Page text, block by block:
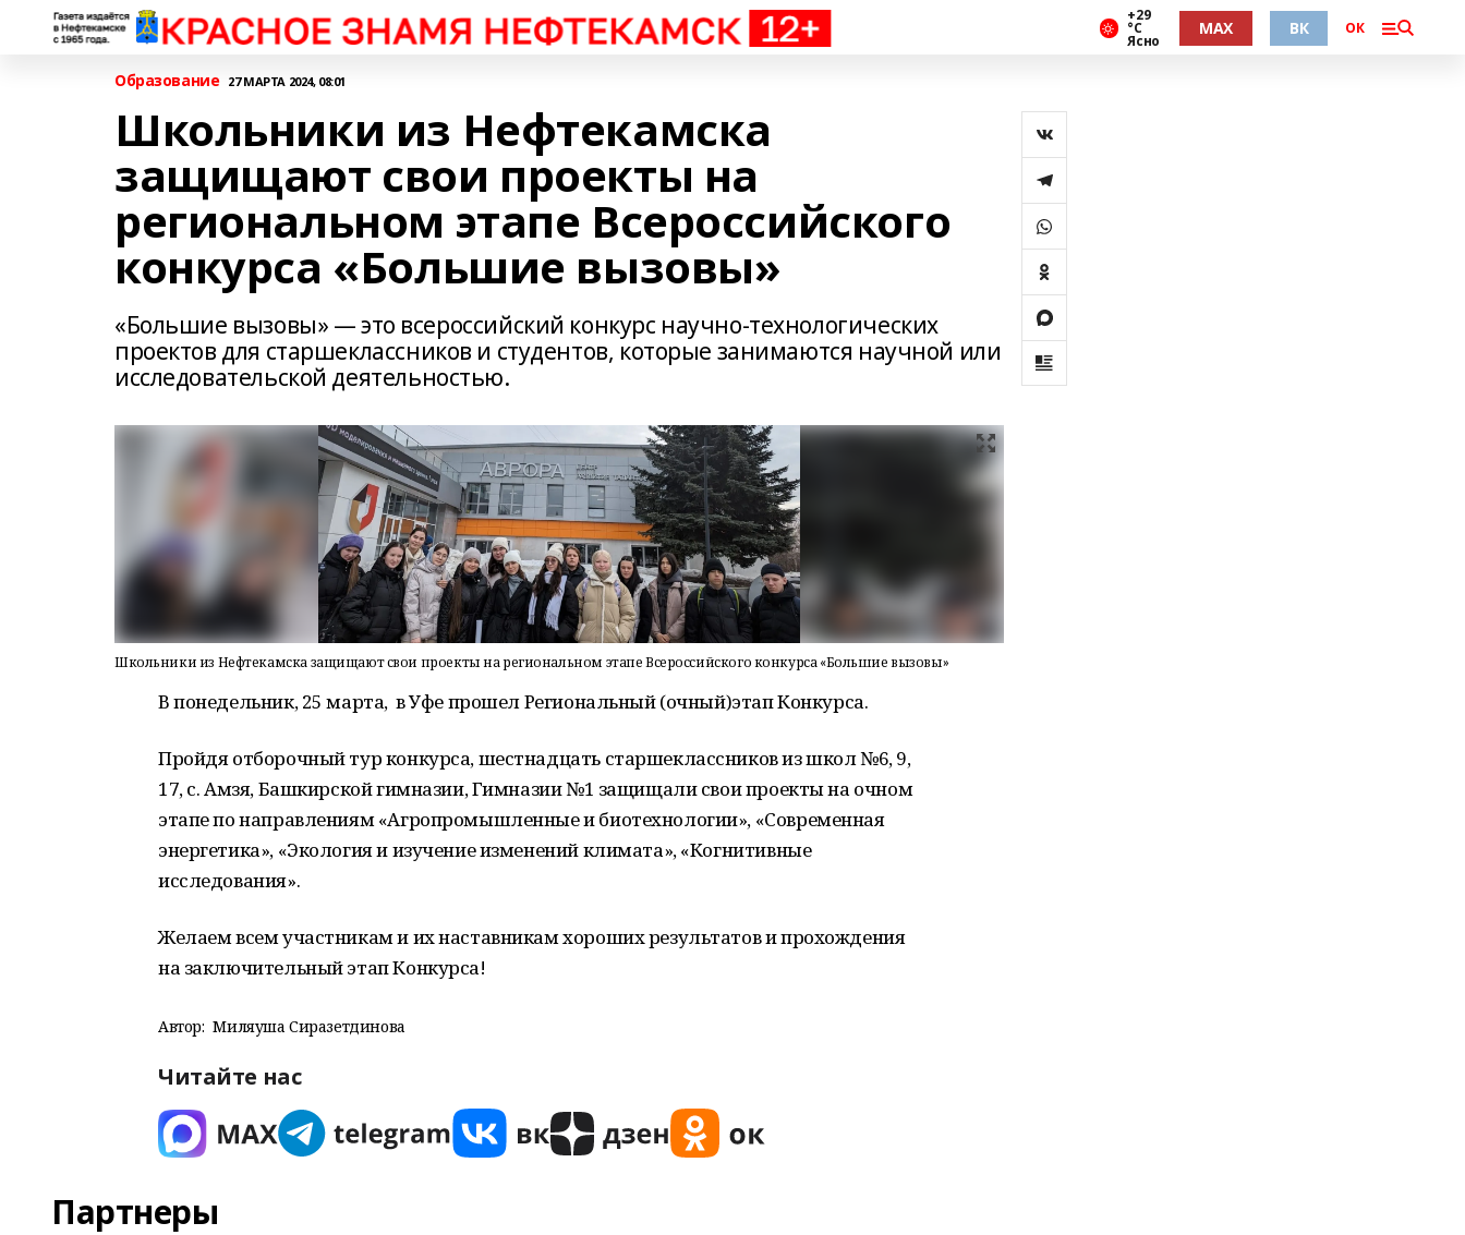
+29
°С
Ясно
MAX ВК ОК
Образование 27 МАРТА 2024, 08:01
Школьники из Нефтекамска
защищают свои проекты на
региональном этапе Всероссийского
конкурса «Большие вызовы»
«Большие вызовы» — это всероссийский конкурс научно-технологических
проектов для старшеклассников и студентов, которые занимаются научной или
исследовательской деятельностью.
Школьники из Нефтекамска защищают свои проекты на региональном этапе Всероссийского конкурса «Большие вызовы»
В понедельник, 25 марта, в Уфе прошел Региональный (очный)этап Конкурса.
Пройдя отборочный тур конкурса, шестнадцать старшеклассников из школ №6, 9,
17, с. Амзя, Башкирской гимназии, Гимназии №1 защищали свои проекты на очном
этапе по направлениям «Агропромышленные и биотехнологии», «Современная
энергетика», «Экология и изучение изменений климата», «Когнитивные
исследования».
Желаем всем участникам и их наставникам хороших результатов и прохождения
на заключительный этап Конкурса!
Автор: Миляуша Сиразетдинова
Читайте нас
Партнеры